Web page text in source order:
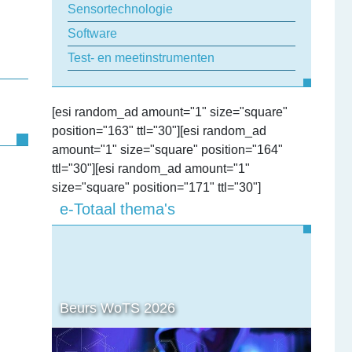
Sensortechnologie
Software
Test- en meetinstrumenten
[esi random_ad amount="1" size="square"
position="163" ttl="30"][esi random_ad
amount="1" size="square" position="164"
ttl="30"][esi random_ad amount="1"
size="square" position="171" ttl="30"]
e-Totaal thema's
Beurs WoTS 2026